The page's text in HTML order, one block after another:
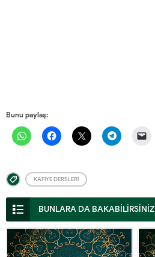
Bunu paylaş:
KAFIYE DERSLERI
BUNLARA DA BAKABİLİRSİNİZ